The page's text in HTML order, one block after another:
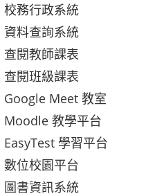
校務行政系統
資料查詢系統
查閱教師課表
查閱班級課表
Google Meet 教室
Moodle 教學平台
EasyTest 學習平台
數位校園平台
圖書資訊系統